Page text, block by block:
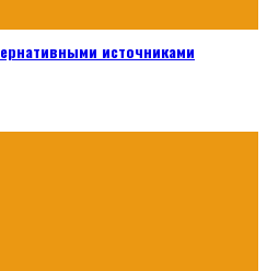
источниками